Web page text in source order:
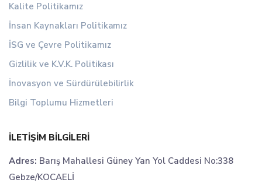
Kalite Politikamız
İnsan Kaynakları Politikamız
İSG ve Çevre Politikamız
Gizlilik ve K.V.K. Politikası
İnovasyon ve Sürdürülebilirlik
Bilgi Toplumu Hizmetleri
İLETIŞIM BILGILERI
Adres: Barış Mahallesi Güney Yan Yol Caddesi No:338
Gebze/KOCAELİ